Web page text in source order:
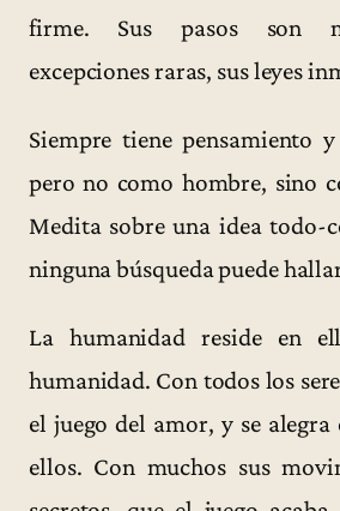
firme. Sus pasos son
excepciones raras, sus leyes
Siempre tiene pensamiento
pero no como hombre, sino
Medita sobre una idea todo-
ninguna búsqueda puede
La humanidad reside en
humanidad. Con todos los
el juego del amor, y se alegra
ellos. Con muchos sus